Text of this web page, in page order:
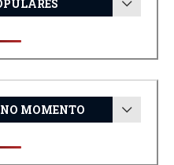
MOMENTO